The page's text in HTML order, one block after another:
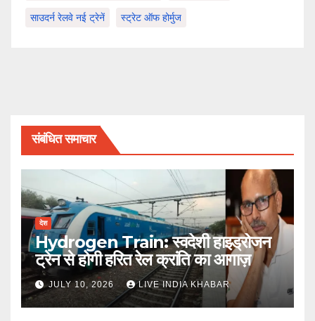
साउदर्न रेलवे नई ट्रेनें स्ट्रेट ऑफ होर्मुज
संबंधित समाचार
देश
Hydrogen Train: स्वदेशी हाइड्रोजन
ट्रेन से होगी हरित रेल क्रांति का आगाज़
JULY 10, 2026 LIVE INDIA KHABAR